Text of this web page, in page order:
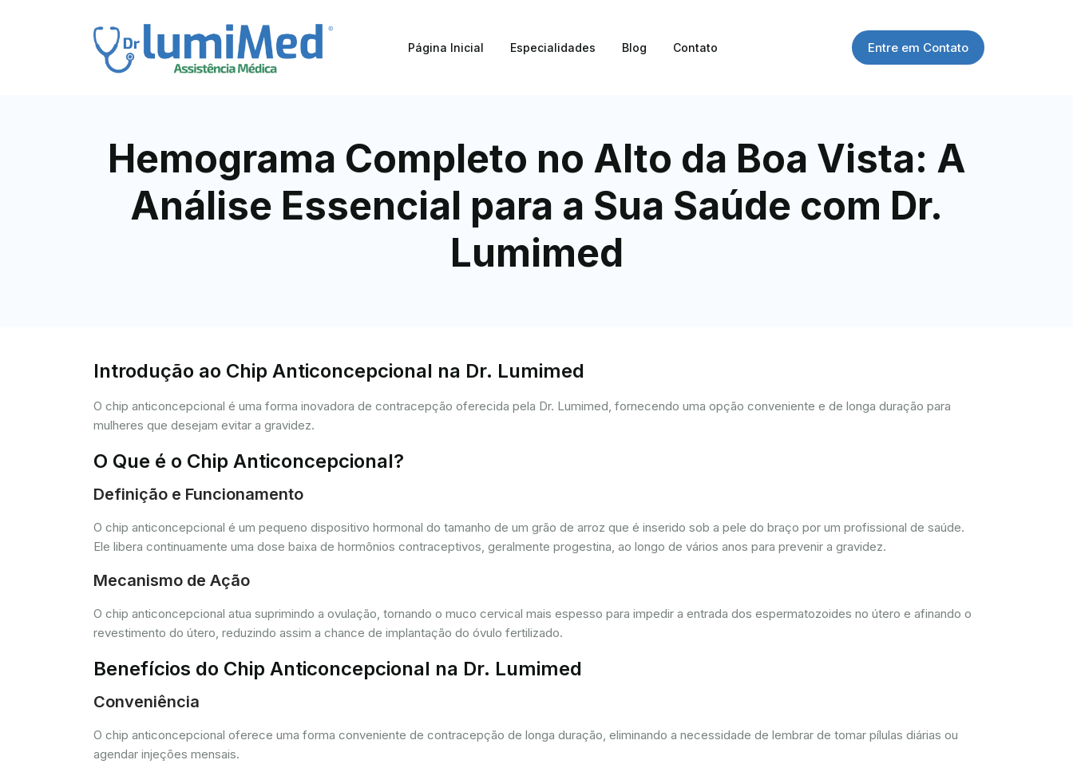
Página Inicial Especialidades Blog Contato Entre em Contato
Hemograma Completo no Alto da Boa Vista: A
Análise Essencial para a Sua Saúde com Dr.
Lumimed
Introdução ao Chip Anticoncepcional na Dr. Lumimed
O chip anticoncepcional é uma forma inovadora de contracepção oferecida pela Dr. Lumimed, fornecendo uma opção conveniente e de longa duração para
mulheres que desejam evitar a gravidez.
O Que é o Chip Anticoncepcional?
Definição e Funcionamento
O chip anticoncepcional é um pequeno dispositivo hormonal do tamanho de um grão de arroz que é inserido sob a pele do braço por um profissional de saúde.
Ele libera continuamente uma dose baixa de hormônios contraceptivos, geralmente progestina, ao longo de vários anos para prevenir a gravidez.
Mecanismo de Ação
O chip anticoncepcional atua suprimindo a ovulação, tornando o muco cervical mais espesso para impedir a entrada dos espermatozoides no útero e afinando o
revestimento do útero, reduzindo assim a chance de implantação do óvulo fertilizado.
Benefícios do Chip Anticoncepcional na Dr. Lumimed
Conveniência
O chip anticoncepcional oferece uma forma conveniente de contracepção de longa duração, eliminando a necessidade de lembrar de tomar pílulas diárias ou
agendar injeções mensais.